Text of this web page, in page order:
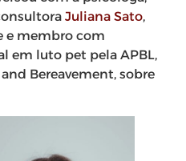
Juliana Sato,
e membro com
em luto pet pela APBL,
Bereavement, sobre